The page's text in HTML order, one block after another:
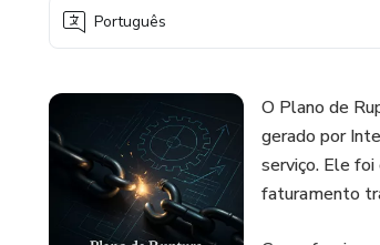
Português
O Plano de
gerado por
serviço. Ele
faturamento